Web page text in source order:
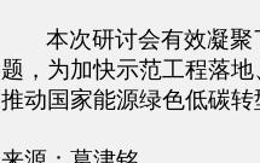
本次研讨会有效凝
题，为加快示范工程落
推动国家能源绿色低碳